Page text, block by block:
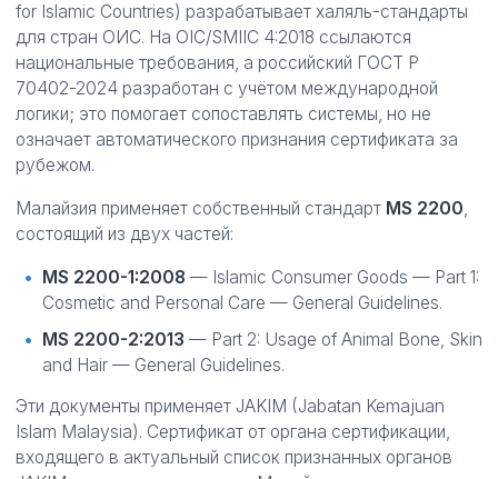
for Islamic Countries) разрабатывает халяль-стандарты
для стран ОИС. На OIC/SMIIC 4:2018 ссылаются
национальные требования, а российский ГОСТ Р
70402-2024 разработан с учётом международной
логики; это помогает сопоставлять системы, но не
означает автоматического признания сертификата за
рубежом.
Малайзия применяет собственный стандарт MS 2200,
состоящий из двух частей:
MS 2200-1:2008 — Islamic Consumer Goods — Part 1:
Cosmetic and Personal Care — General Guidelines.
MS 2200-2:2013 — Part 2: Usage of Animal Bone, Skin
and Hair — General Guidelines.
Эти документы применяет JAKIM (Jabatan Kemajuan
Islam Malaysia). Сертификат от органа сертификации,
входящего в актуальный список признанных органов